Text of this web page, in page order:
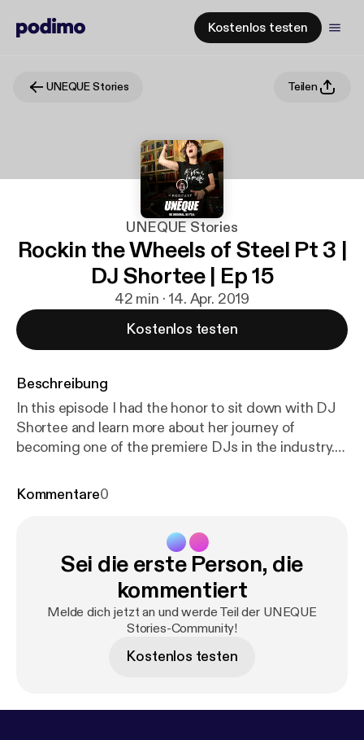
Kostenlos testen
UNEQUE Stories Teilen
UNEQUE Stories
Rockin the Wheels of Steel Pt 3 |
DJ Shortee | Ep 15
42 min · 14. Apr. 2019
Kostenlos testen
Beschreibung
In this episode I had the honor to sit down with DJ
Shortee and learn more about her journey of
becoming one of the premiere DJs in the industry.
with her husband, runs a record label with over 400
author, and voiceover talent. In this 3 part series we
dive deep into how she got started, and the
importance of failure and struggle in life. DJ
Shortee is one of the most amazing people I have
met. Her story is such an inspiration and people in
Kommentare0
Sei die erste Person, die
kommentiert
Melde dich jetzt an und werde Teil der UNEQUE
Stories-Community!
Kostenlos testen